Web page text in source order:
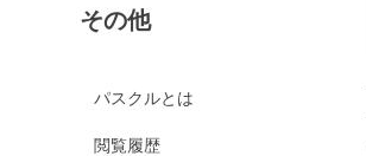
その他
パスクルとは
閲覧履歴